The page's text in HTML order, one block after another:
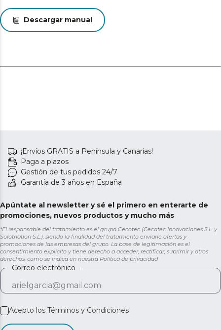
Descargar manual
¡Envíos GRATIS a Península y Canarias!
Paga a plazos
Gestión de tus pedidos 24/7
Garantía de 3 años en España
Apúntate al newsletter y sé el primero en enterarte de
promociones, nuevos productos y mucho más
*El responsable del tratamiento es el grupo Cecotec (Cecotec Innovaciones S.L. y
Solotriatlon S.L.), siendo la finalidad del tratamiento enviarle ofertas y
promociones de las empresas del grupo. La base de legitimación es el
consentimiento explícito y tiene derecho a acceder, rectificar, suprimir y otros
derechos, como se indica en nuestra Política de privacidad
Correo electrónico
Acepto los Términos y Condiciones